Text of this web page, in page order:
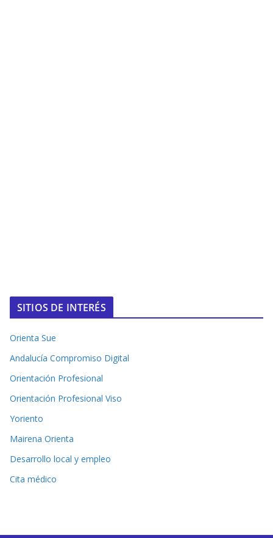
SITIOS DE INTERÉS
Orienta Sue
Andalucía Compromiso Digital
Orientación Profesional
Orientación Profesional Viso
Yoriento
Mairena Orienta
Desarrollo local y empleo
Cita médico